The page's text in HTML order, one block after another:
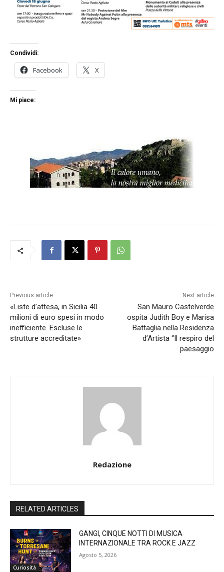
Condividi:
Facebook X
Mi piace:
Previous article
«Liste d’attesa, in Sicilia 40
milioni di euro spesi in modo
inefficiente. Escluse le
strutture accreditate»
Next article
San Mauro Castelverde
ospita Judith Boy e Marisa
Battaglia nella Residenza
d’Artista “Il respiro del
paesaggio
Redazione
RELATED ARTICLES
Curiosità
GANGI, CINQUE NOTTI DI MUSICA
INTERNAZIONALE TRA ROCK E JAZZ
Agosto 5, 2026